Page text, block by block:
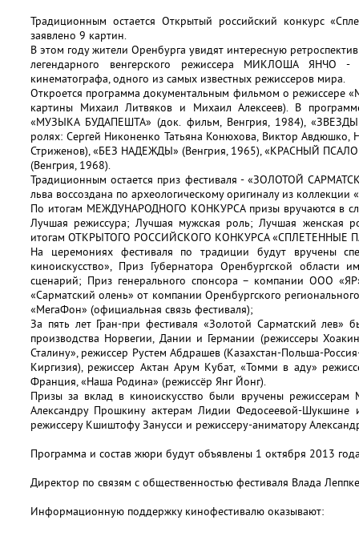
Традиционным остается Открытый российский конкурс
заявлено 9 картин.
В этом году жители Оренбурга увидят интересную
легендарного венгерского режиссера МИКЛОША ЯНЧО -
кинематографа, одного из самых известных режиссеров мира.
Откроется программа документальным фильмом о
картины Михаил Литвяков и Михаил Алексеев). В
«МУЗЫКА БУДАПЕШТА» (док. фильм, Венгрия, 1984),
ролях: Сергей Никоненко Татьяна Конюхова, Виктор Авдюшко,
Стриженов), «БЕЗ НАДЕЖДЫ» (Венгрия, 1965), «КРАСНЫЙ
(Венгрия, 1968).
Традиционным остается приз фестиваля - «ЗОЛОТОЙ
льва воссоздана по археологическому оригиналу из коллекции
По итогам МЕЖДУНАРОДНОГО КОНКУРСА призы вручаются в
Лучшая режиссура; Лучшая мужская роль; Лучшая женская
итогам ОТКРЫТОГО РОССИЙСКОГО КОНКУРСА «СПЛЕТЕННЫЕ
На церемониях фестиваля по традиции будут вручены
киноискусство», Приз Губернатора Оренбургской области
сценарий; Приз генерального спонсора – компании ООО
«Сарматский олень» от компании Оренбургского
«МегаФон» (официальная связь фестиваля);
За пять лет Гран-при фестиваля «Золотой Сарматский
производства Норвегии, Дании и Германии (режиссеры
Сталину», режиссер Рустем Абдрашев (Казахстан-Польша-
Киргизия), режиссер Актан Арум Кубат, «Томми в аду»
Франция, «Наша Родина» (режиссёр Янг Йонг).
Призы за вклад в киноискусство были вручены режиссерам
Александру Прошкину актерам Лидии Федосеевой-Шукшине
режиссеру Кшиштофу Занусси и режиссеру-аниматору
Программа и состав жюри будут объявлены 1 октября 2013
Директор по связям с общественностью фестиваля Влада Леппке
Информационную поддержку кинофестивалю оказывают: